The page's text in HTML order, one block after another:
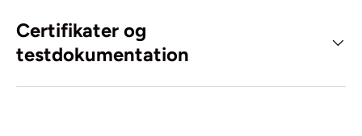
Certifikater og
testdokumentation